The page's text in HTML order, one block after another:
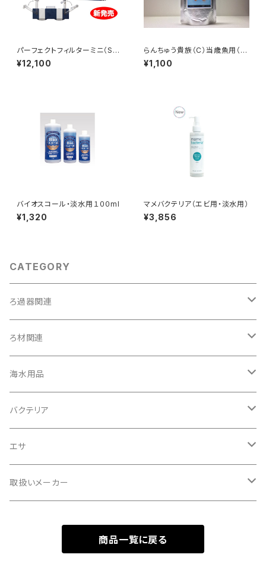
パーフェクトフィルターミニ（S
型）
¥12,100
らんちゅう貴族（C）当歳魚用（顆
粒タイプ）
¥1,100
バイオスコール・淡水用１００ml
¥1,320
マメバクテリア（エビ用・淡水用）
¥3,856
CATEGORY
ろ過器関連
外掛け式／ハングオンタイプ
投げ込み式
オーバーフロー式
ろ材関連
トットパーフェクトフィルター専用ろ材
生物ろ材
海水用品
プロテインスキマー
バクテリア
淡水魚用
海水魚用
エサ
淡水魚用
取扱いメーカー
商品一覧に戻る